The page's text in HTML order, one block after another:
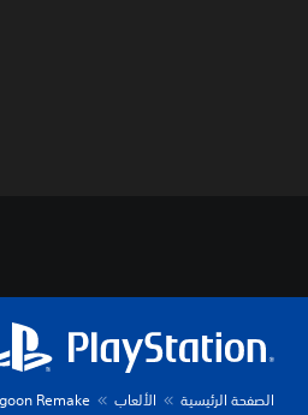
الصفحة الرئيسية الألعاب Remake